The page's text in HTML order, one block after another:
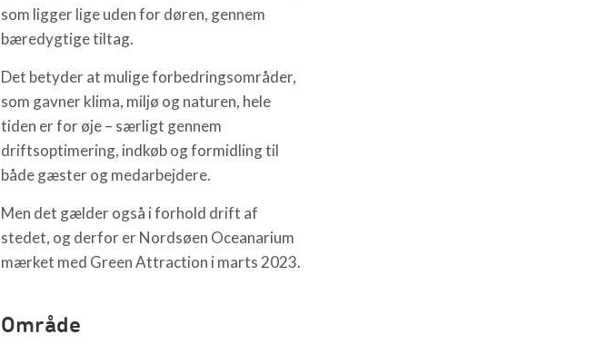
som ligger lige uden for døren, gennem
bæredygtige tiltag.
Det betyder at mulige forbedringsområder,
som gavner klima, miljø og naturen, hele
tiden er for øje – særligt gennem
driftsoptimering, indkøb og formidling til
både gæster og medarbejdere.
Men det gælder også i forhold drift af
stedet, og derfor er Nordsøen Oceanarium
mærket med Green Attraction i marts 2023.
Område